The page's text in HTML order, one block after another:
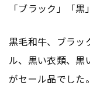
「ブラック」「
黒毛和牛、ブラッ
ル、黒い衣類、黒
がセール品でした。